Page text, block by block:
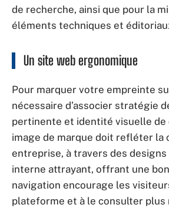
de recherche, ainsi que pour la
éléments techniques et
Un site web ergonomique
Pour marquer votre empreinte
nécessaire d’associer stratégie
pertinente et identité visuelle de
image de marque doit refléter la
entreprise, à travers des designs
interne attrayant, offrant une
navigation encourage les
plateforme et à le consulter